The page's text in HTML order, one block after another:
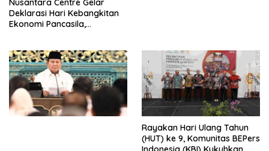
Deklarasi Hari Kebangkitan
Ekonomi Pancasila,
Penjajahan (Pergolakan
Ekonomi Politik Indonesia) &
Simposium Nasional “Urgensi
Undang-Undang
Perekonomian Nasional dan
Kesejahteraan Sosial dalam
Rayakan Hari Ulang Tahun
(HUT) ke 9, Komunitas BEPers